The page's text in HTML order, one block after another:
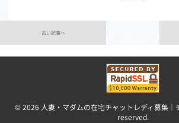
古い記事へ
© 2026 人妻・マダムの在宅チャットレディ募集｜
reserved.